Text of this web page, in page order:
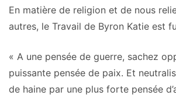
En matière de religion et de nous
autres, le Travail de Byron Katie est
« A une pensée de guerre, sachez
puissante pensée de paix. Et
de haine par une plus forte pensée